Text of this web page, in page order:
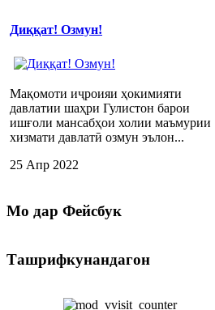
Диққат! Озмун!
Мақомоти иҷроияи ҳокимияти
давлатии шаҳри Гулистон барои
ишғоли мансабҳои холии маъмурии
хизмати давлатӣ озмун эълон...
25 Апр 2022
Мо дар Фейсбук
Ташрифкунандагон